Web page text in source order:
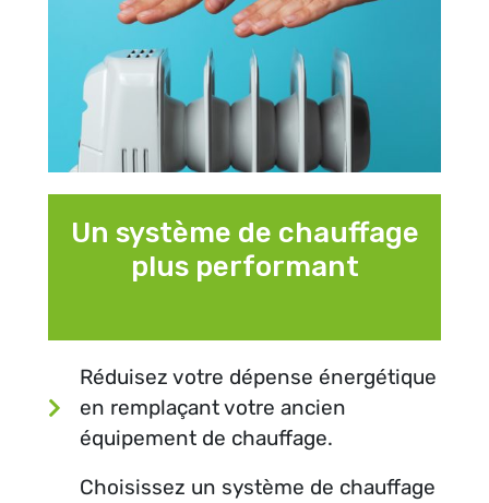
Un système de chauffage
plus performant
Réduisez votre dépense énergétique
en remplaçant votre ancien
équipement de chauffage.
Choisissez un système de chauffage